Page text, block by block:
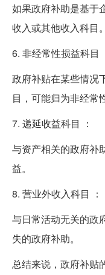
如果政府补助是基于
收入或其他收入科目。
6. 非经常性损益科目
政府补贴在某些情况
目，可能归为非经常
7. 递延收益科目 ：
与资产相关的政府补
益。
8. 营业外收入科目 ：
与日常活动无关的政
失的政府补助。
总结来说，政府补贴